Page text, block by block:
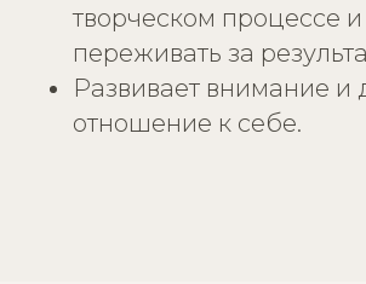
творческом процессе
переживать за
Развивает внимание и
отношение к себе.